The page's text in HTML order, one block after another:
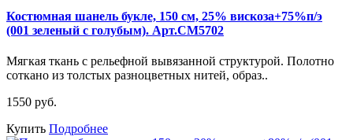
Костюмная шанель букле, 150 см, 25% вискоза+75%п/э
(001 зеленый с голубым). Арт.СМ5702
Мягкая ткань с рельефной вывязанной структурой. Полотно
соткано из толстых разноцветных нитей, образ..
1550 руб.
Купить Подробнее